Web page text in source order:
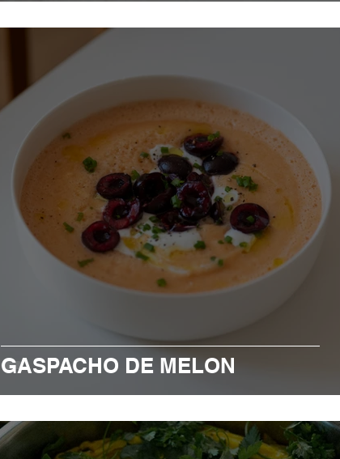
GASPACHO DE MELON